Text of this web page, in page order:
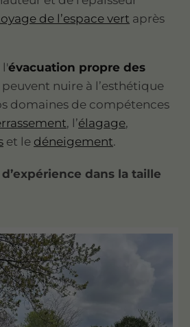
de l’espace vert après
l'évacuation propre des
nuire à l’esthétique
domaines de compétences
, l’élagage,
et le déneigement.
dans la taille